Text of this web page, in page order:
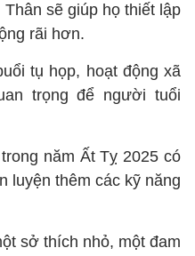
sẽ giúp họ thiết lập
rãi hơn.
tụ họp, hoạt động xã
trọng để người tuổi
năm Ất Tỵ 2025 có
luyện thêm các kỹ năng
sở thích nhỏ, một đam